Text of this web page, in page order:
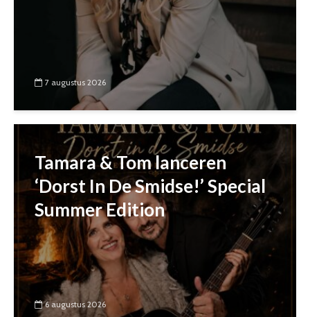
7 augustus 2026
Tamara & Tom lanceren
‘Dorst In De Smidse!’ Special
Summer Edition
6 augustus 2026